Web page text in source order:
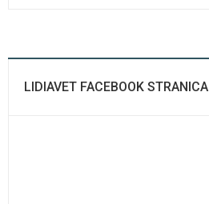
LIDIAVET FACEBOOK STRANICA